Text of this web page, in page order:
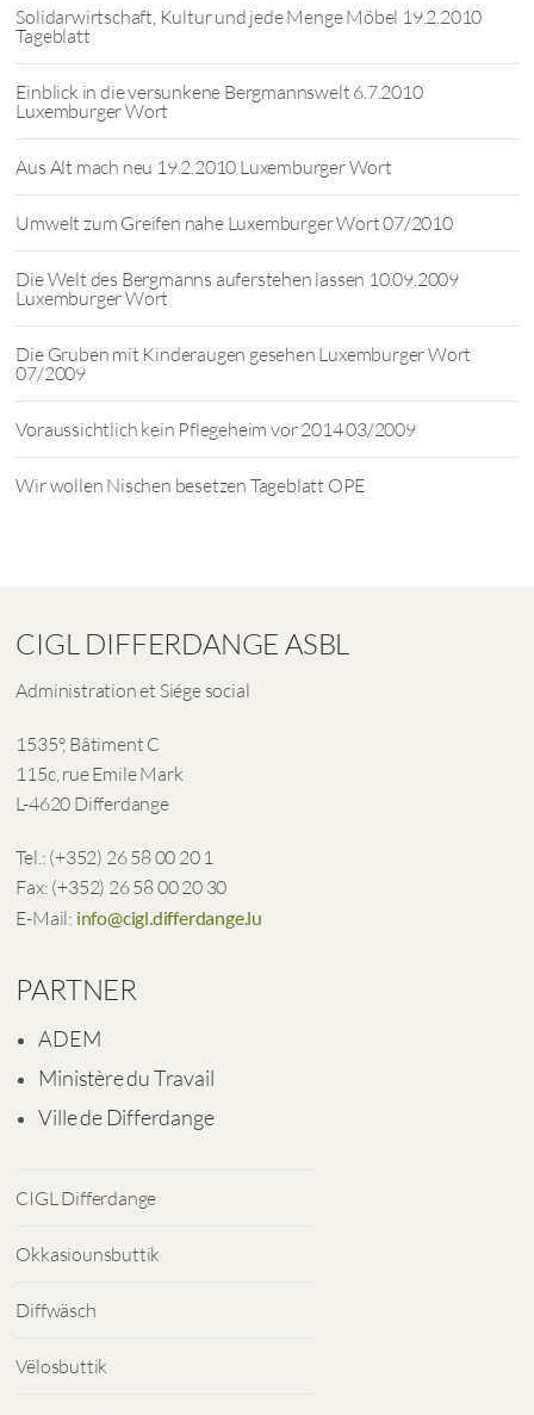
Solidarwirtschaft, Kultur und jede Menge Möbel 19.2.2010
Tageblatt
Einblick in die versunkene Bergmannswelt 6.7.2010
Luxemburger Wort
Aus Alt mach neu 19.2.2010 Luxemburger Wort
Umwelt zum Greifen nahe Luxemburger Wort 07/2010
Die Welt des Bergmanns auferstehen lassen 10.09.2009
Luxemburger Wort
Die Gruben mit Kinderaugen gesehen Luxemburger Wort
07/2009
Voraussichtlich kein Pflegeheim vor 2014 03/2009
Wir wollen Nischen besetzen Tageblatt OPE
CIGL DIFFERDANGE ASBL
Administration et Siége social
1535°, Bâtiment C
115c, rue Emile Mark
L-4620 Differdange
Tel.: (+352) 26 58 00 20 1
Fax: (+352) 26 58 00 20 30
E-Mail: info@cigl.differdange.lu
PARTNER
ADEM
Ministère du Travail
Ville de Differdange
CIGL Differdange
Okkasiounsbuttik
Diffwäsch
Vëlosbuttik